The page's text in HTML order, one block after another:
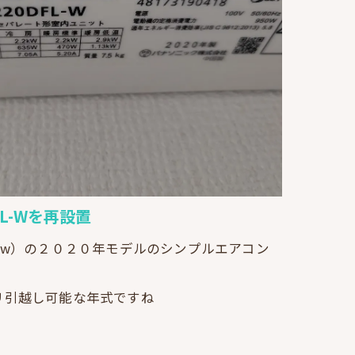
Wを再設置
）の２０２０年モデルのシンプルエアコン
越し可能な年式ですね